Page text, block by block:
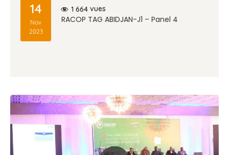
1 664 vues
14
Nov
2023
RACOP TAG ABIDJAN-J1 – Panel 4